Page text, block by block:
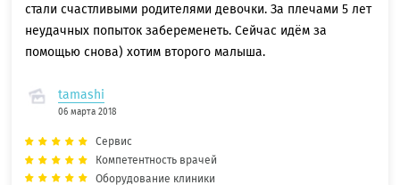
стали счастливыми родителями девочки. За плечами 5 лет
неудачных попыток забеременеть. Сейчас идём за
помощью снова) хотим второго малыша.
tamashi
06 марта 2018
Сервис
Компетентность врачей
Оборудование клиники